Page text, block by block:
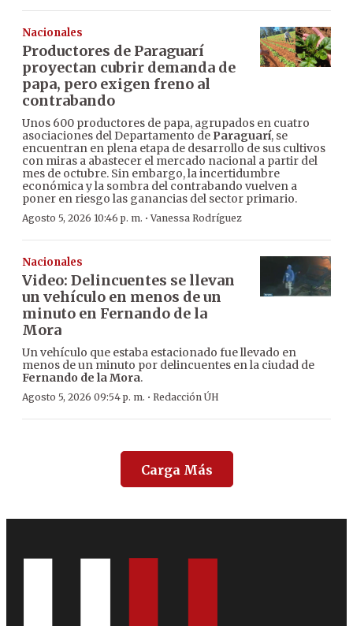
Nacionales
Productores de Paraguarí
proyectan cubrir demanda de
papa, pero exigen freno al
contrabando
Unos 600 productores de papa, agrupados en cuatro
asociaciones del Departamento de Paraguarí, se
encuentran en plena etapa de desarrollo de sus cultivos
con miras a abastecer el mercado nacional a partir del
mes de octubre. Sin embargo, la incertidumbre
económica y la sombra del contrabando vuelven a
poner en riesgo las ganancias del sector primario.
Agosto 5, 2026 10:46 p. m. ·Vanessa Rodríguez
Nacionales
Video: Delincuentes se llevan
un vehículo en menos de un
minuto en Fernando de la
Mora
Un vehículo que estaba estacionado fue llevado en
menos de un minuto por delincuentes en la ciudad de
Fernando de la Mora.
Agosto 5, 2026 09:54 p. m. · Redacción ÚH
Carga Más